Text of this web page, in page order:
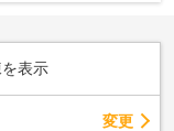
表示
変更